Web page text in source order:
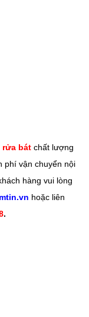
rửa bát chất lượng
phí vận chuyển nội
hàng vui lòng
hoặc liên
.